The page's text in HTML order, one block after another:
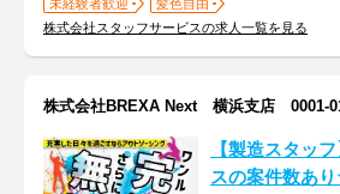
未経験者歓迎
髪色自由
株式会社スタッフサービスの求人一覧を見る
株式会社BREXA Next 横浜支店 0001-
【製造スタッ
スの案件数あ